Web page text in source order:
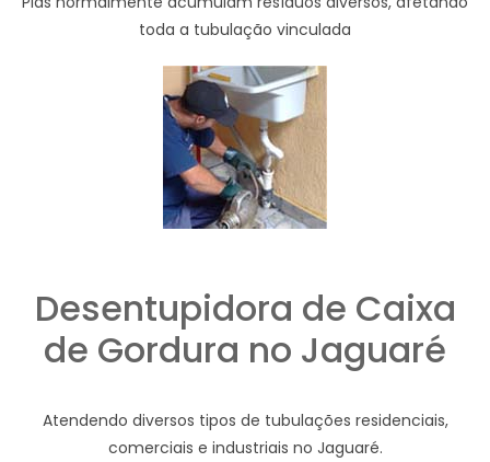
toda a tubulação vinculada
Desentupidora de Caixa
de Gordura no Jaguaré
Atendendo diversos tipos de tubulações residenciais,
comerciais e industriais no Jaguaré.